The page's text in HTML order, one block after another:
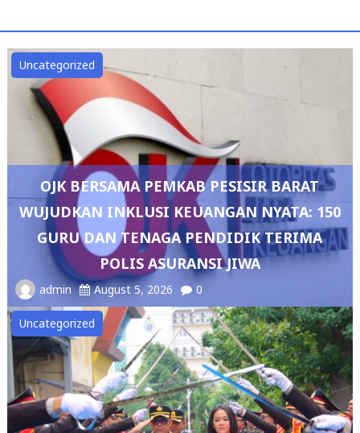
Uncategorized
OJK BERSAMA PEMKAB PESISIR BARAT
WUJUDKAN INKLUSI KEUANGAN NYATA: 150
GURU DAN TENAGA PENDIDIK TERIMA
POLIS ASURANSI JIWA
admin August 5, 2026 0
Uncategorized